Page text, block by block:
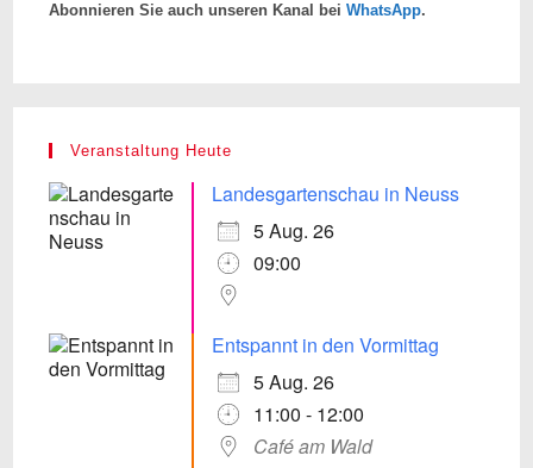
Abonnieren Sie auch unseren Kanal beiWhatsApp.
Veranstaltung Heute
Landesgartenschau in Neuss
5 Aug. 26
09:00
Entspannt in den Vormittag
5 Aug. 26
11:00 - 12:00
Café am Wald